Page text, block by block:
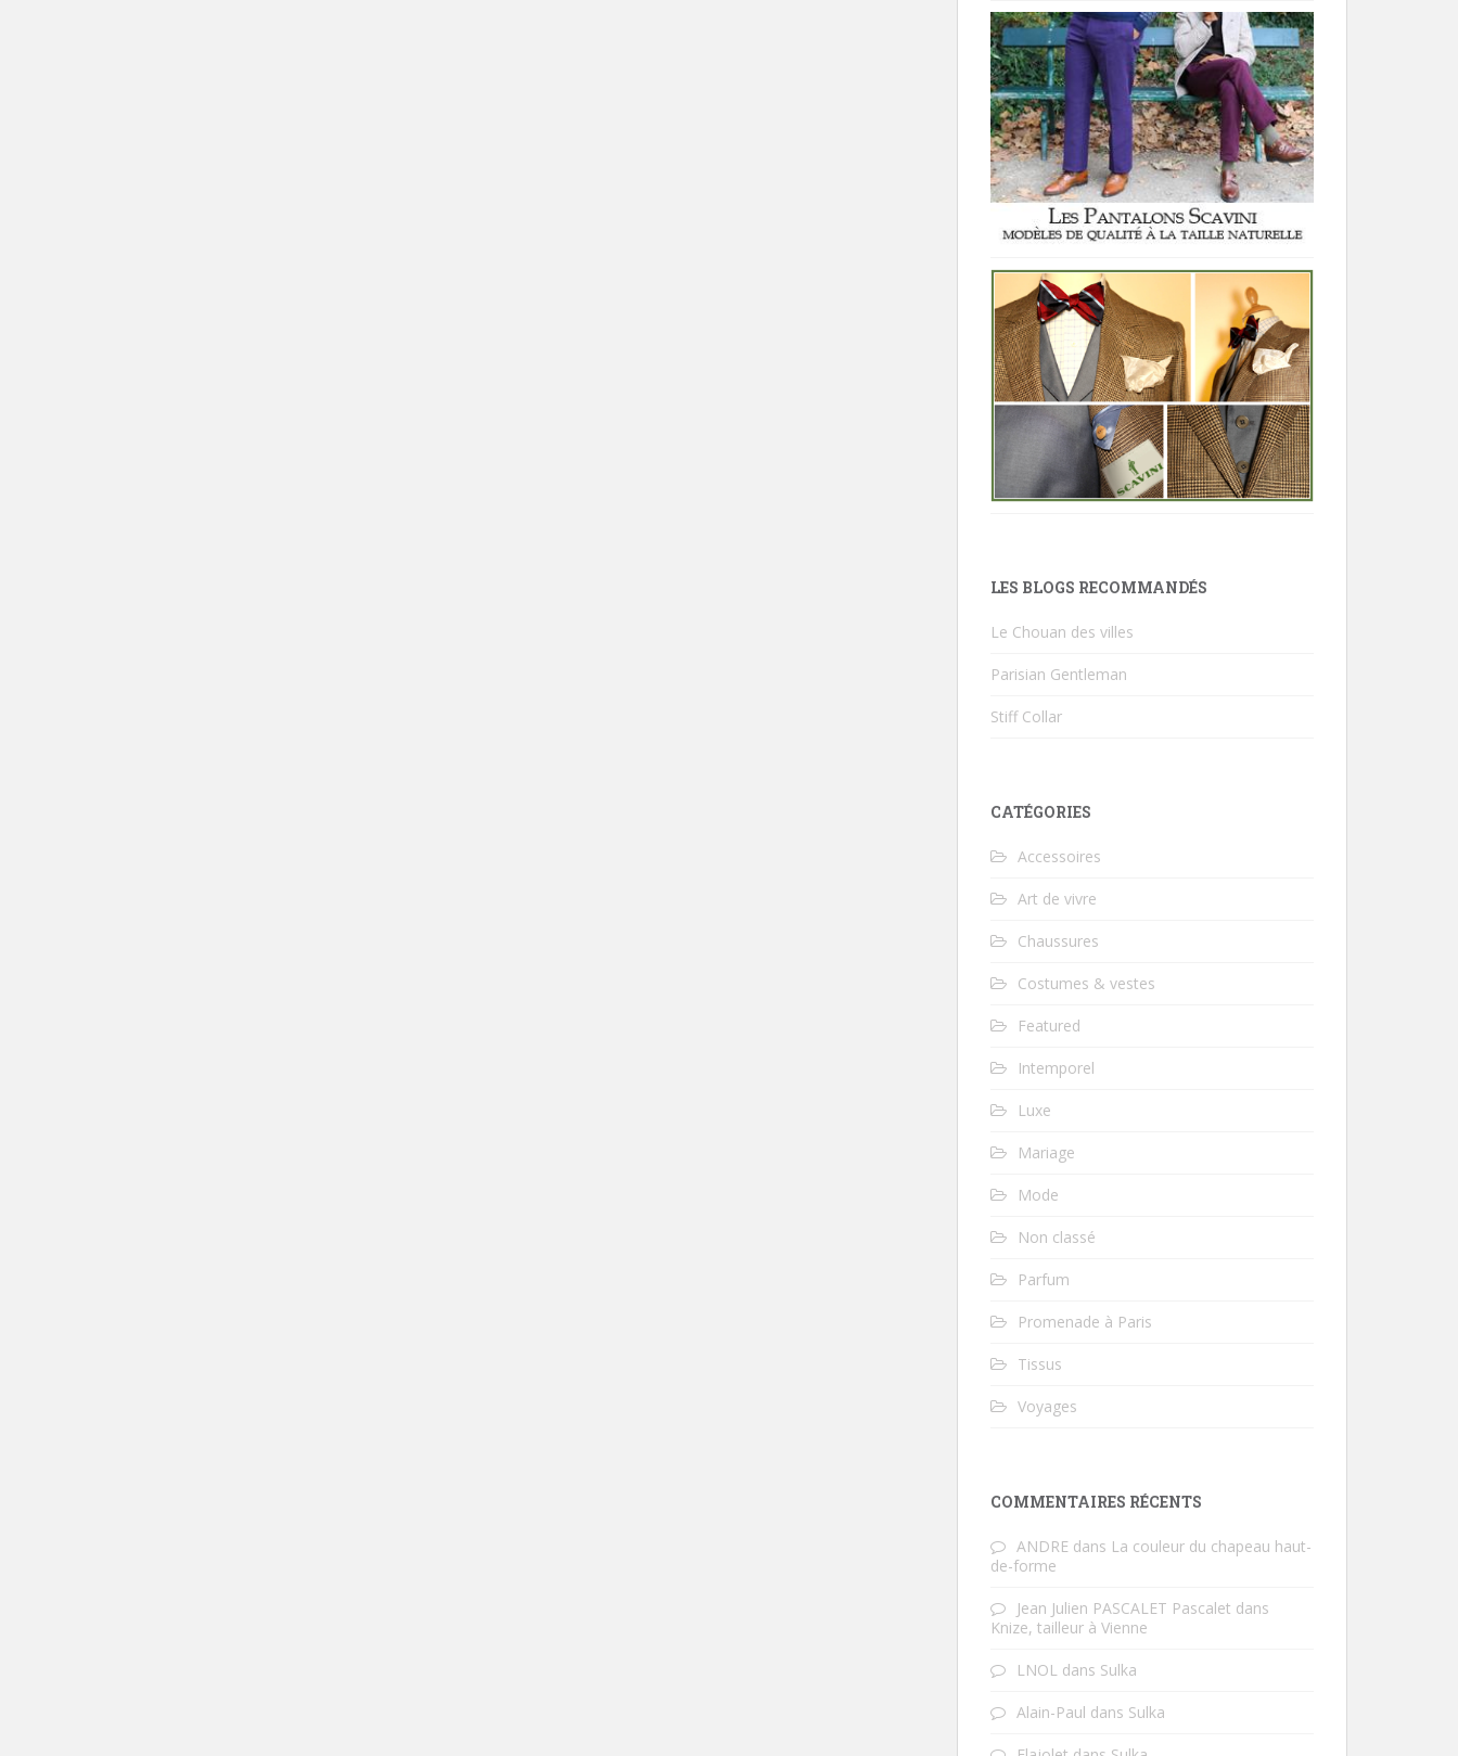
LES BLOGS RECOMMANDÉS
Le Chouan des villes
Parisian Gentleman
Stiff Collar
CATÉGORIES
Accessoires
Art de vivre
Chaussures
Costumes & vestes
Featured
Intemporel
Luxe
Mariage
Mode
Non classé
Parfum
Promenade à Paris
Tissus
Voyages
COMMENTAIRES RÉCENTS
ANDRE dans La couleur du chapeau haut-
de-forme
Jean Julien PASCALET Pascalet dans
Knize, tailleur à Vienne
LNOL dans Sulka
Alain-Paul dans Sulka